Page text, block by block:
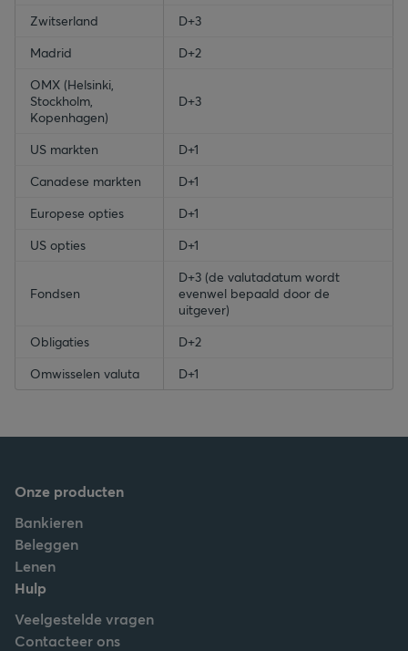
Zwitserland
D+3
Madrid
D+2
OMX (Helsinki,
Stockholm,
Kopenhagen)
D+3
US markten
D+1
Canadese markten
D+1
Europese opties
D+1
US opties
D+1
Fondsen
D+3 (de valutadatum wordt
evenwel bepaald door de
uitgever)
Obligaties
D+2
Omwisselen valuta
D+1
Onze producten
Bankieren
Beleggen
Lenen
Hulp
Veelgestelde vragen
Contacteer ons